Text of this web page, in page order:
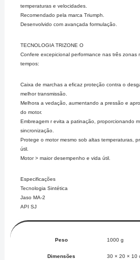
temperaturas e velocidades.
Recomendado pela marca Triumph.
Desenvolvido com avançada formulação.
TECNOLOGIA TRIZONE O
Confere excepicional performance nas três zonas
tempos:
Caixa de marchas a eficaz proteção contra o
melhor transmissão.
Melhora a vedação, aumentando a pressão e
do motor.
Embreagem r evita a patinação, proporcionando
sincronização.
Protege o motor mesmo sob altas temperaturas,
útil.
Motor > maior desempenho e vida útil.
Especificações
Tecnologia Sintética
Jaso MA-2
API SJ
Peso 1000 g
Dimensões 30 × 20 × 10